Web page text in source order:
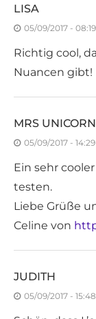
LISA
05/09/2017 - 08:19
Richtig cool,
Nuancen gibt!
MRS UNICORN
05/09/2017 - 14:29
Ein sehr
testen.
Liebe Grüße
Celine von
JUDITH
05/09/2017 - 15:48